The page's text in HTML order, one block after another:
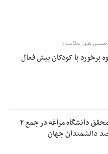
های سلامت؛
برخورد با کودکان بیش فعال
۱۰ محقق دانشگاه مراغه در جمع ۲
دانشمندان جهان